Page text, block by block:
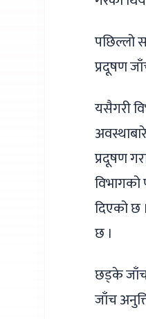
पछिल्लो
प्रदूषण
यसैगरी
प्रदूषण
दिएको छ
छ ।
छड्के
जाँच